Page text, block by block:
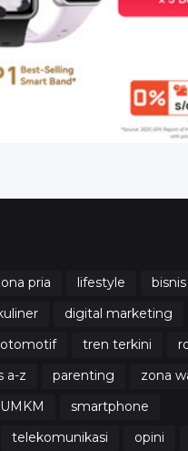
pria lifestyle
bisnis
digital marketing
otomotif tren terkini
a-z parenting
zona
UMKM
smartphone
telekomunikasi opini